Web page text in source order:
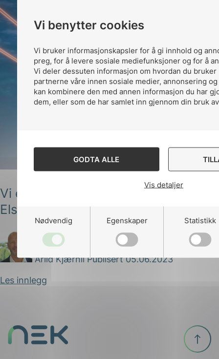
Vi benytter cookies
Vi bruker informasjonskapsler for å gi innhold og
preg, for å levere sosiale mediefunksjoner og for å
Vi deler dessuten informasjon om hvordan du
partnerne våre innen sosiale medier, annonsering
kan kombinere den med annen informasjon du har
dem, eller som de har samlet inn gjennom din bruk
GODTA ALLE
Vis detaljer
Nødvendig Egenskaper Statistikk
Vi er klar for
Elsikkerhetskonferansen 2023
Arild Kjærnli Publisert 05.06.2023
Les innlegg
Til
toppen